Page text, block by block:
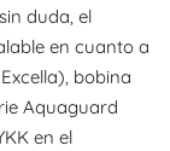
duda, el
en cuanto a
bobina
Aquaguard
en el